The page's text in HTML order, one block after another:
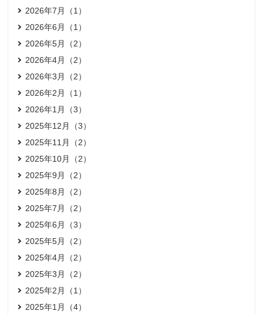
2026年7月（1）
2026年6月（1）
2026年5月（2）
2026年4月（2）
2026年3月（2）
2026年2月（1）
2026年1月（3）
2025年12月（3）
2025年11月（2）
2025年10月（2）
2025年9月（2）
2025年8月（2）
2025年7月（2）
2025年6月（3）
2025年5月（2）
2025年4月（2）
2025年3月（2）
2025年2月（1）
2025年1月（4）